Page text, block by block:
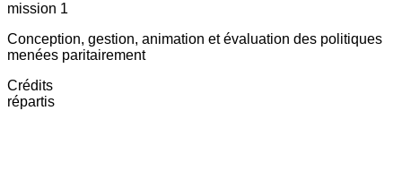
mission 1
Conception, gestion, animation et évaluation des politiques
menées paritairement
Crédits
répartis